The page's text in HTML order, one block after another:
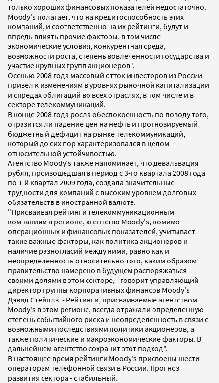
только хороших финансовых показателей недостаточно.
Moody's полагает, что на кредитоспособность этих
компаний, и соответственно на их рейтинги, будут и
впредь влиять прочие факторы, в том числе
экономические условия, конкурентная среда,
возможности роста, степень вовлеченности государства и
участие крупных групп акционеров".
Осенью 2008 года массовый отток инвесторов из России
привел к изменениям в уровнях рыночной капитализации
и спредах облигаций во всех отраслях, в том числе и в
секторе телекоммуникаций.
В конце 2008 года росла обеспокоенность по поводу того,
отразится ли падение цен на нефть и прогнозируемый
бюджетный дефицит на рынке телекоммуникаций,
который до сих пор характеризовался в целом
относительной устойчивостью.
Агентство Moody's также напоминает, что девальвация
рубля, произошедшая в период с 3-го квартала 2008 года
по 1-й квартал 2009 года, создала значительные
трудности для компаний с высоким уровнем долговых
обязательств в иностранной валюте.
"Присваивая рейтинги телекоммуникационным
компаниям в регионе, агентство Moody's, помимо
операционных и финансовых показателей, учитывает
такие важные факторы, как политика акционеров и
наличие разногласий между ними, равно как и
неопределенность относительно того, каким образом
правительство намерено в будущем распоряжаться
своими долями в этом секторе, - говорит управляющий
директор группы корпоративных финансов Moody's
Дэвид Стейплз. - Рейтинги, присваиваемые агентством
Moody's в этом регионе, всегда отражали определенную
степень событийного риска и неопределенность в связи с
возможными последствиями политики акционеров, а
также политические и макроэкономические факторы. В
дальнейшем агентство сохранит этот подход".
В настоящее время рейтинги Moody's присвоены шести
операторам телефонной связи в России. Прогноз
развития сектора - стабильный.